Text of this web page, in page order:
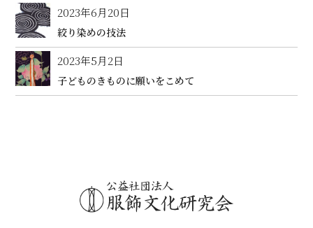
2023年6月20日
絞り染めの技法
2023年5月2日
子どものきものに願いをこめて